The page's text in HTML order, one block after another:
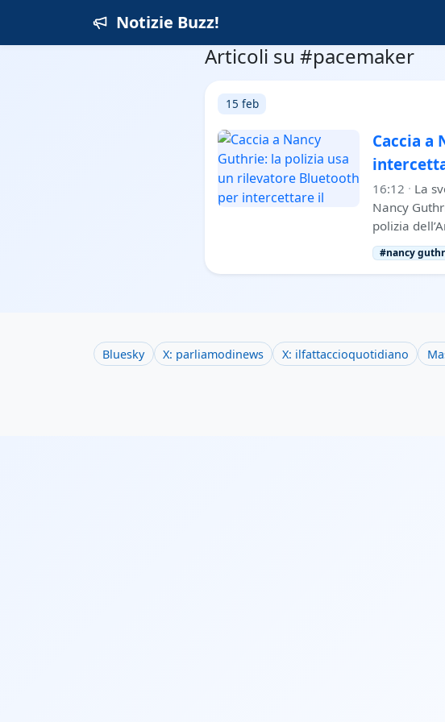
Notizie Buzz!
Articoli su #pacemaker
15 feb
Caccia a
16:12 · La
Nancy
polizia
#nancy
Bluesky X: parliamodinews X: ilfattaccioquotidiano